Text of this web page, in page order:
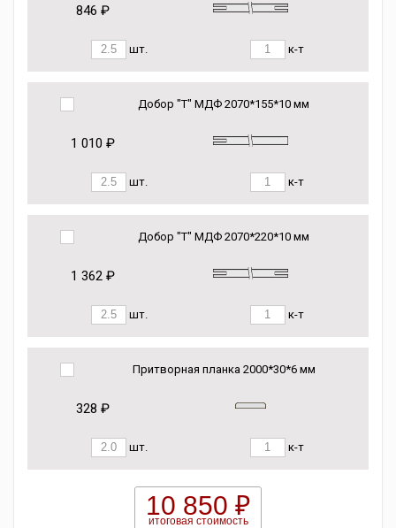
846 ₽
шт. к-т
Добор "Т" МДФ 2070*155*10 мм
1 010 ₽
шт. к-т
Добор "Т" МДФ 2070*220*10 мм
1 362 ₽
шт. к-т
Притворная планка 2000*30*6 мм
328 ₽
шт. к-т
10 850 ₽
итоговая стоимость